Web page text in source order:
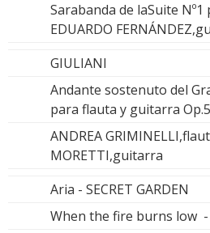
Sarabanda de laSuite
EDUARDO
GIULIANI
Andante sostenuto del
para flauta y guitarra
ANDREA
MORETTI,guitarra
Aria - SECRET GARDEN
When the fire burns low -